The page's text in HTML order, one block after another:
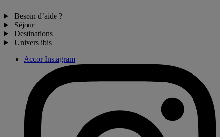
Besoin d’aide ?
Séjour
Destinations
Univers ibis
Accor Instagram